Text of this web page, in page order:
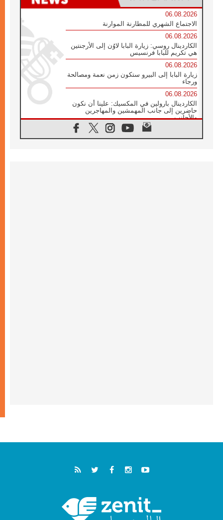
06.08.2026
الاجتماع الشهري للمطارنة الموارنة
06.08.2026
الكاردينال روسي: زيارة البابا لاوُن إلى الأرجنتين
هي تكريم للبابا فرنسيس
06.08.2026
زيارة البابا إلى البيرو ستكون زمن نعمة ومصالحة
ورجاء
06.08.2026
الكاردينال بارولين في المكسيك: علينا أن نكون
حاضرين إلى جانب المهمشين والمهاجرين
والأجانب
البابا لاوُن الرابع عشر للشباب في أسيزي: